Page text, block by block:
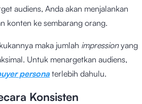
audiens, Anda akan menjalankan
konten ke sembarang orang.
maka jumlah impressionyang
Untuk menargetkan audiens,
persona terlebih dahulu.
Konsisten